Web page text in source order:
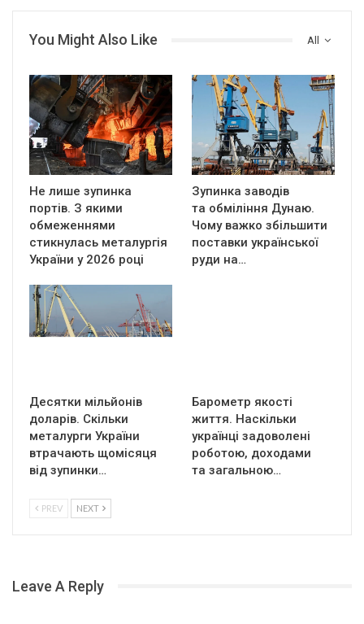
All
You Might Also Like
Не лише зупинка
портів. З якими
обмеженнями
стикнулась металургія
України у 2026 році
Зупинка заводів
та обміління Дунаю.
Чому важко збільшити
поставки української
руди на…
Десятки мільйонів
доларів. Скільки
металурги України
втрачають щомісяця
від зупинки…
Барометр якості
життя. Наскільки
українці задоволені
роботою, доходами
та загальною…
PREV NEXT
Leave A Reply